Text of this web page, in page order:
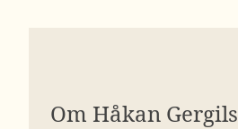
Om Håkan Gergils